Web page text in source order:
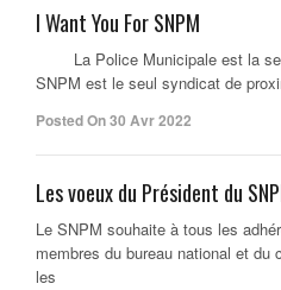
I Want You For SNPM
La Police Municipale est la
SNPM est le seul syndicat de
Posted On 30 Avr 2022
Les voeux du Président du
Le SNPM souhaite à tous les
membres du bureau national et du
les